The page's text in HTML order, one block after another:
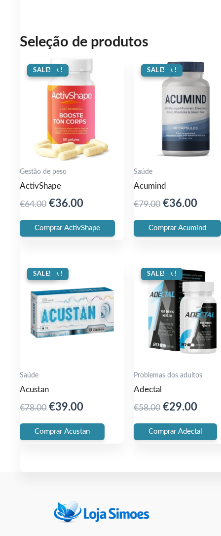
Seleção de produtos
OFERTA !
SALE!
Gestão de peso
ActivShape
€64.00 Original
was:
€36.00Current
is:
Comprar ActivShape
OFERTA !
SALE!
Saúde
Acumind
€79.00 Original
was:
€36.00
is:
Comprar Acumind
OFERTA !
SALE!
Saúde
Acustan
€78.00 Original
price
was:
€39.00Current
price
is:
Comprar Acustan
OFERTA !
SALE!
Problemas dos adultos
Adectal
€58.00 Original
price
was:
€29.00
price
is:
Comprar Adectal